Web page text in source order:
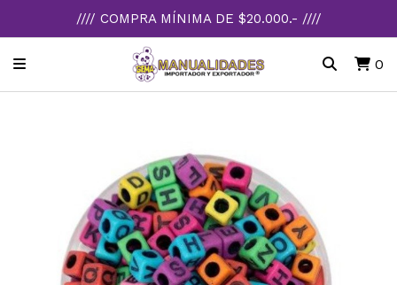
//// COMPRA MÍNIMA DE $20.000.- ////
0